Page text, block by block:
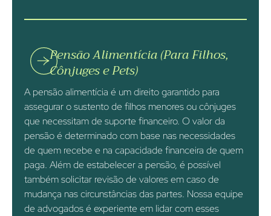
Pensão Alimentícia (Para Filhos,
Cônjuges e Pets)
A pensão alimentícia é um direito garantido para
assegurar o sustento de filhos menores ou cônjuges
que necessitam de suporte financeiro. O valor da
pensão é determinado com base nas necessidades
de quem recebe e na capacidade financeira de quem
paga. Além de estabelecer a pensão, é possível
também solicitar revisão de valores em caso de
mudança nas circunstâncias das partes. Nossa equipe
de advogados é experiente em lidar com esses